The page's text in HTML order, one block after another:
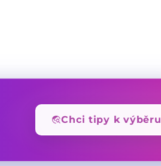
travel_exploreChci tipy k výběru